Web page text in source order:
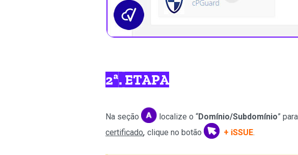
2ª. ETAPA
Na seção localize o “Domínio/Subdomínio”
certificado, clique no botão + iSSUE.